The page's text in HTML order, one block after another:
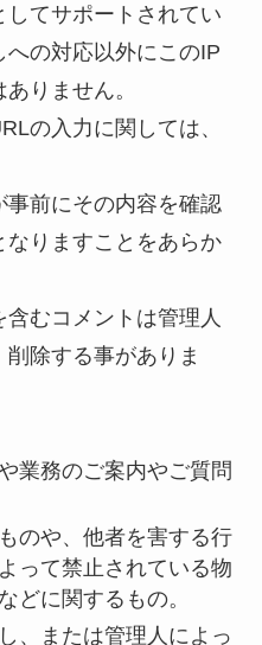
てサポートされてい
の対応以外にこのIP
りません。
の入力に関しては、
前にその内容を確認
なりますことをあらか
むコメントは管理人
除する事がありま
業務のご案内やご質問
のや、他者を害する行
って禁止されている物
どに関するもの。
、または管理人によっ